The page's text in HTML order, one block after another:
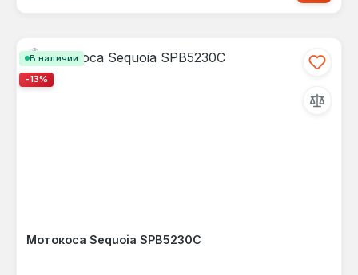
В наличии
-13%
Мотокоса Sequoia SPB5230C